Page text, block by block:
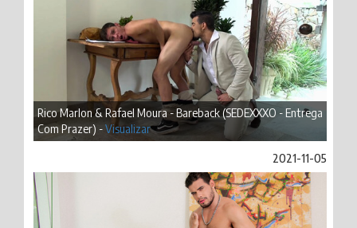
Rico Marlon & Rafael Moura - Bareback (SEDEXXXO - Entrega
Com Prazer) -Visualizar
2021-11-05